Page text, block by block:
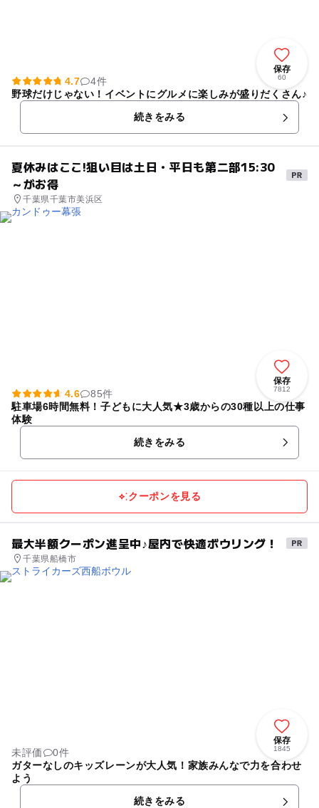
保存
60
4.7
4件
野球だけじゃない！イベントにグルメに楽しみが盛りだくさん♪
続きをみる
夏休みはここ!狙い目は土日・平日も第二部15:30
～がお得
千葉県千葉市美浜区
保存
7812
4.6
85件
駐車場6時間無料！子どもに大人気★3歳からの30種以上の仕事
体験
続きをみる
クーポンを見る
最大半額クーポン進呈中♪屋内で快適ボウリング！
千葉県船橋市
保存
1845
未評価
0件
ガターなしのキッズレーンが大人気！家族みんなで力を合わせ
よう
続きをみる